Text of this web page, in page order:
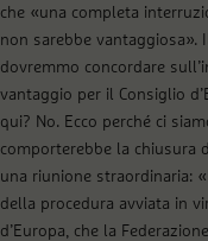
che «una completa
non sarebbe vantaggiosa».
dovremmo concordare
vantaggio per il Consiglio
qui? No. Ecco perché ci
comporterebbe la chiusura
una riunione straordinaria:
della procedura avviata in
d’Europa, che la